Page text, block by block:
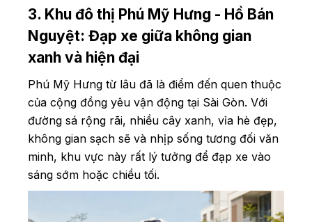
3. Khu đô thị Phú Mỹ Hưng - Hồ Bán
Nguyệt: Đạp xe giữa không gian
xanh và hiện đại
Phú Mỹ Hưng từ lâu đã là điểm đến quen thuộc
của cộng đồng yêu vận động tại Sài Gòn. Với
đường sá rộng rãi, nhiều cây xanh, vỉa hè đẹp,
không gian sạch sẽ và nhịp sống tương đối văn
minh, khu vực này rất lý tưởng để đạp xe vào
sáng sớm hoặc chiều tối.